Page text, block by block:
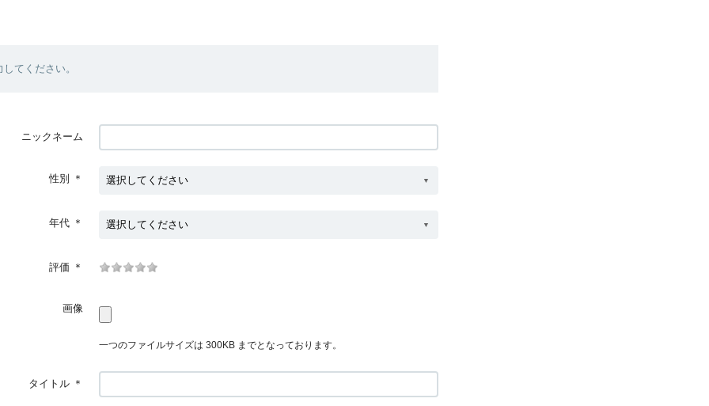
てください。
ニックネーム
性別 ＊
年代 ＊
評価 ＊
画像
一つのファイルサイズは 300KB までとなっております。
タイトル ＊